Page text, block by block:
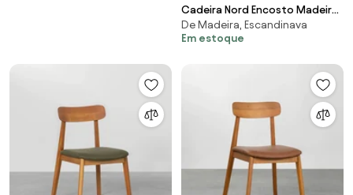
Cadeira Nord Encosto Madeira
Assento Texture - Off White
De Madeira, Escandinava
Em estoque